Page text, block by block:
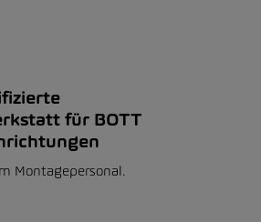
für BOTT
Montagepersonal.